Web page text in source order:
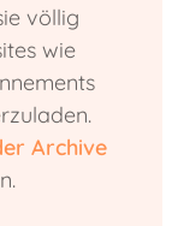
völlig
wie
Archive